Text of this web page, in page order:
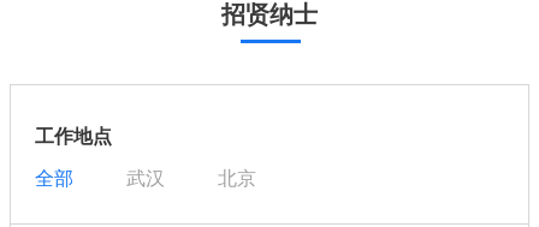
招贤纳士
工作地点
全部 武汉 北京